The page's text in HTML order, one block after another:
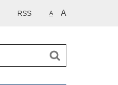
A A
RSS